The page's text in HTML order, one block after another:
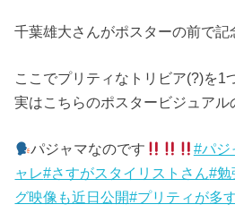
千葉雄大さんがポスターの前で記
ここでプリティなトリビア(?)を1
実はこちらのポスタービジュア
パジャマなのです
#パジ
ャレ#さすがスタイリストさん#勉
グ映像も近日公開#プリティが多